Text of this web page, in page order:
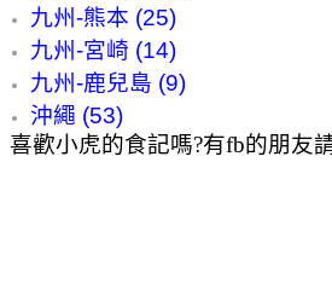
九州-熊本 (25)
九州-宮崎 (14)
九州-鹿兒島 (9)
沖繩 (53)
喜歡小虎的食記嗎?有fb的朋友